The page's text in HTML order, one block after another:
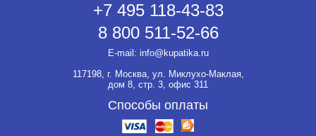
+7 495 118-43-83
8 800 511-52-66
E-mail: info@kupatika.ru
117198, г. Москва, ул. Миклухо-Маклая,
дом 8, стр. 3, офис 311
Способы оплаты